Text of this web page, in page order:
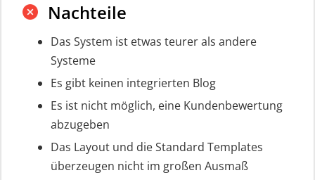
Nachteile
Das System ist etwas teurer als andere
Systeme
Es gibt keinen integrierten Blog
Es ist nicht möglich, eine Kundenbewertung
abzugeben
Das Layout und die Standard Templates
überzeugen nicht im großen Ausmaß